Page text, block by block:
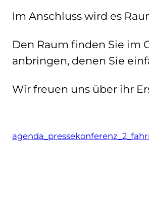
Im Anschluss wird es
Den Raum finden Sie im
anbringen, denen Sie
Wir freuen uns über ihr